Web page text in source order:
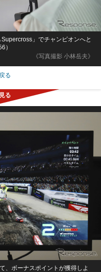
《写真撮影 小林岳夫》
」でチャンピオンへと
）
る
、ボーナスポイントが獲得しよ